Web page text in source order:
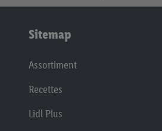
Sitemap
Assortiment
Recettes
Lidl Plus